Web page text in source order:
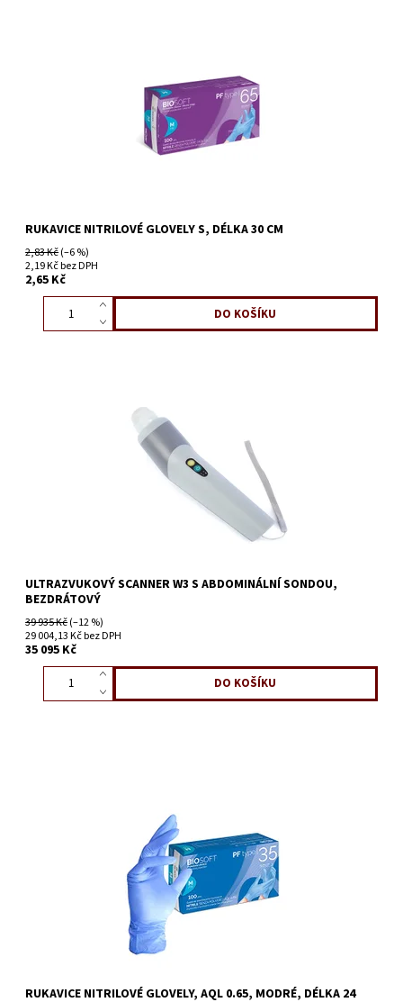
RUKAVICE NITRILOVÉ GLOVELY S, DÉLKA 30 CM
2,83 Kč(–6 %)
2,19 Kč bez DPH
2,65 Kč
ULTRAZVUKOVÝ SCANNER W3 S ABDOMINÁLNÍ SONDOU,
BEZDRÁTOVÝ
39 935 Kč(–12 %)
29 004,13 Kč bez DPH
35 095 Kč
RUKAVICE NITRILOVÉ GLOVELY, AQL 0.65, MODRÉ, DÉLKA 24